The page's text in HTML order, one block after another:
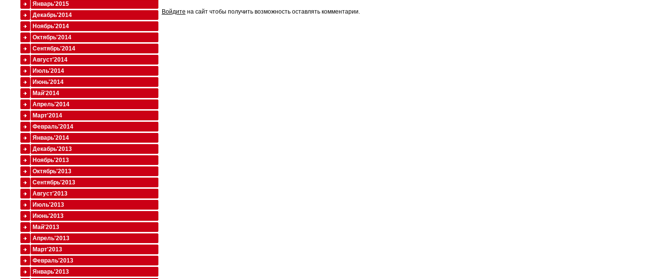
Войдите на сайт чтобы получить возможность оставлять комментарии.
Январь'2015
Декабрь'2014
Ноябрь'2014
Октябрь'2014
Сентябрь'2014
Август'2014
Июль'2014
Июнь'2014
Май'2014
Апрель'2014
Март'2014
Февраль'2014
Январь'2014
Декабрь'2013
Ноябрь'2013
Октябрь'2013
Сентябрь'2013
Август'2013
Июль'2013
Июнь'2013
Май'2013
Апрель'2013
Март'2013
Февраль'2013
Январь'2013